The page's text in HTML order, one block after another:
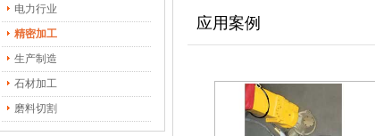
电力行业
精密加工
生产制造
石材加工
磨料切割
应用案例